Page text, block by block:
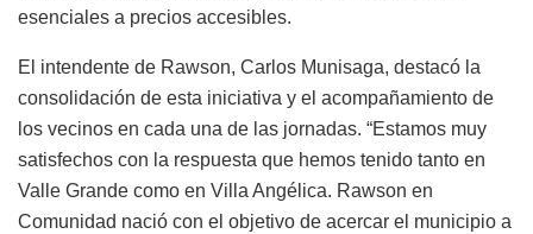
esenciales a precios accesibles.
El intendente de Rawson, Carlos Munisaga, destacó la
consolidación de esta iniciativa y el acompañamiento de
los vecinos en cada una de las jornadas. “Estamos muy
satisfechos con la respuesta que hemos tenido tanto en
Valle Grande como en Villa Angélica. Rawson en
Comunidad nació con el objetivo de acercar el municipio a